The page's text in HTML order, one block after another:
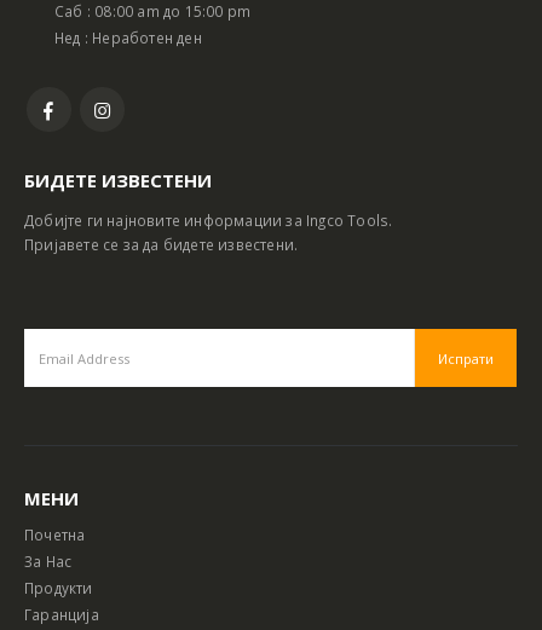
Саб : 08:00 am до 15:00 pm
Нед : Неработен ден
БИДЕТЕ ИЗВЕСТЕНИ
Добијте ги најновите информации за Ingco Tools.
Пријавете се за да бидете известени.
МЕНИ
Почетна
За Нас
Продукти
Гаранција